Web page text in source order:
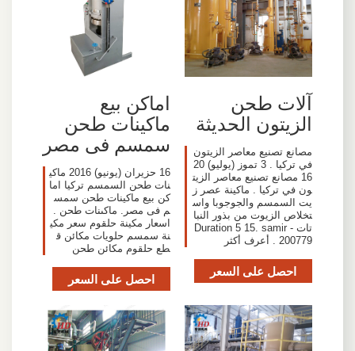
آلات طحن
الزيتون الحديثة
مصانع تصنيع معاصر الزيتون
في تركيا . 3 تموز (يوليو) 20
16 مصانع تصنيع معاصر الزيت
ون في تركيا . ماكينة عصر ز
يت السمسم والجوجوبا واس
تخلاص الزيوت من بذور النبا
تات - Duration 5 15. samir
200779 . أعرف أكثر
احصل على السعر
اماكن بيع
ماكينات طحن
سمسم فى مصر
16 حزيران (يونيو) 2016 ماكي
نات طحن السمسم تركيا اما
كن بيع ماكينات طحن سمس
م فى مصر. ماكىنات طحن .
اسعار مكينة حلقوم سعر مكي
نة سمسم حلويات مكائن ق
طع حلقوم مكائن طحن
احصل على السعر